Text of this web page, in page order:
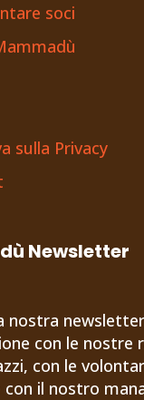
soci
sulla Privacy
Newsletter
nostra
con le nostre
con le
il nostro